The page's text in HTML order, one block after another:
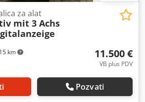
km
za alat
mit 3 Achs
11.500 €
VB plus PDV
Pozvati